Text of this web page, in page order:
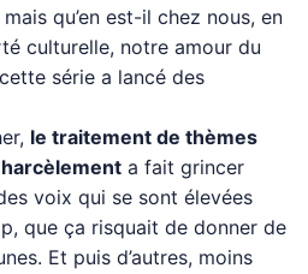
qu’en est-il chez nous, en
culturelle, notre amour du
série a lancé des
le traitement de thèmes
a fait grincer
voix qui se sont élevées
que ça risquait de donner de
Et puis d’autres, moins